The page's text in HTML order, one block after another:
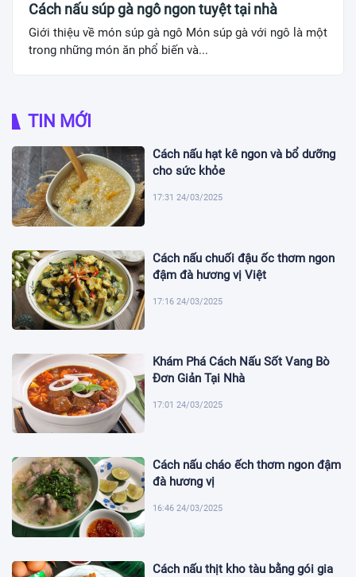
Cách nấu súp gà ngô ngon tuyệt tại nhà
Giới thiệu về món súp gà ngô Món súp gà với ngô là một
trong những món ăn phổ biến và...
TIN MỚI
Cách nấu hạt kê ngon và bổ dưỡng
cho sức khỏe
17:31 24/03/2025
Cách nấu chuối đậu ốc thơm ngon
đậm đà hương vị Việt
17:16 24/03/2025
Khám Phá Cách Nấu Sốt Vang Bò
Đơn Giản Tại Nhà
17:01 24/03/2025
Cách nấu cháo ếch thơm ngon đậm
đà hương vị
16:46 24/03/2025
Cách nấu thịt kho tàu bằng gói gia